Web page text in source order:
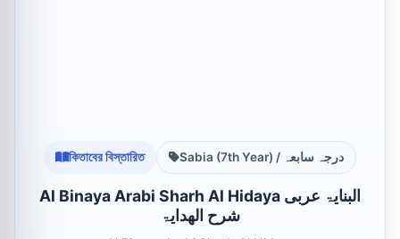
কিতাবের বিস্তারিত Sabia (7th Year) / درجہ سابعہ
Al Binaya Arabi Sharh Al Hidaya البنایۃ عربی
شرح الھدایۃ